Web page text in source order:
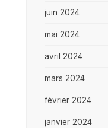
juin 2024
mai 2024
avril 2024
mars 2024
février 2024
janvier 2024